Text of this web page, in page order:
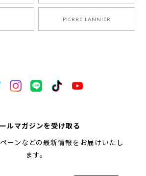
PIERRE LANNIER
ルマガジンを受け取る
ーンなどの最新情報をお届けいたし
ます。